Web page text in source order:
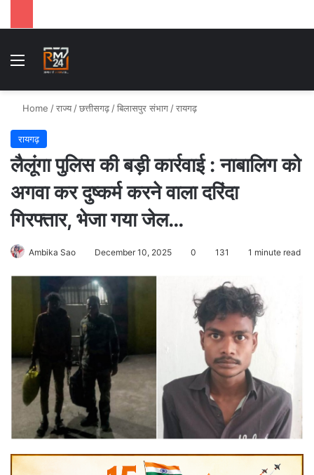
Menu
Home /राज्य /छत्तीसगढ़ /बिलासपुर संभाग /रायगढ़
रायगढ़
लैलूंगा पुलिस की बड़ी कार्रवाई : नाबालिग को
अगवा कर दुष्कर्म करने वाला दरिंदा
गिरफ्तार, भेजा गया जेल…
Ambika Sao December 10, 2025 0 131 1 minute read